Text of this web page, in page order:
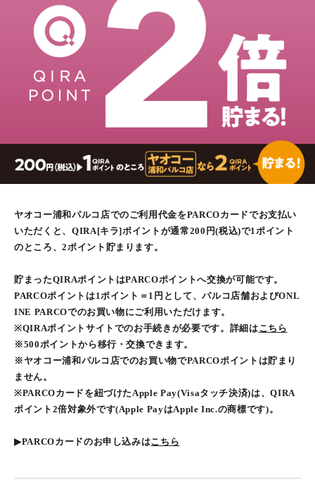
ヤオコー浦和パルコ店でのご利用代金をPARCOカードでお支払い
いただくと、QIRA[キラ]ポイントが通常200円(税込)で1ポイント
のところ、2ポイント貯まります。
貯まったQIRAポイントはPARCOポイントへ交換が可能です。
PARCOポイントは1ポイント＝1円として、パルコ店舗およびONL
INE PARCOでのお買い物にご利用いただけます。
※QIRAポイントサイトでのお手続きが必要です。詳細はこちら
※500ポイントから移行・交換できます。
※ヤオコー浦和パルコ店でのお買い物でPARCOポイントは貯まり
ません。
※PARCOカードを紐づけたApple Pay(Visaタッチ決済)は、QIRA
ポイント2倍対象外です(Apple PayはApple Inc.の商標です)。
▶PARCOカードのお申し込みはこちら